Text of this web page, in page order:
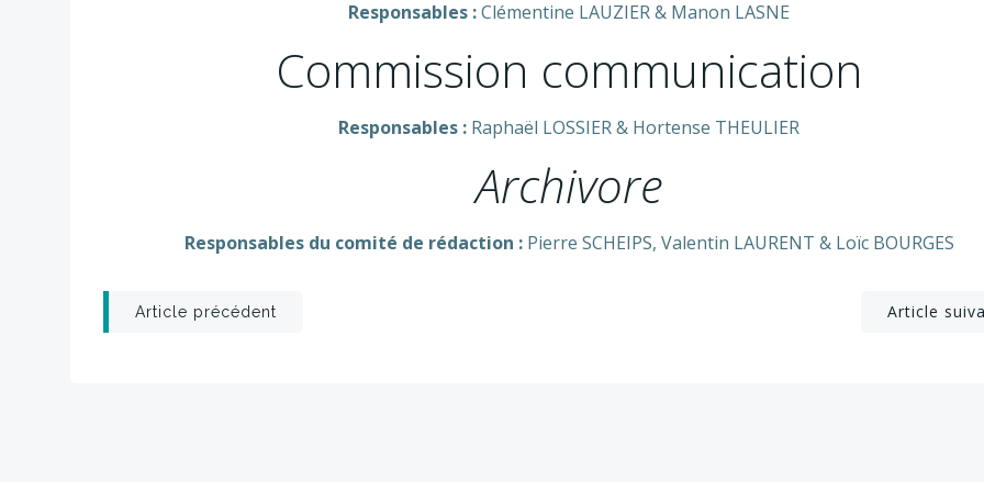
Responsables :Clémentine LAUZIER & Manon LASNE
Commission communication
Responsables : Raphaël LOSSIER & Hortense THEULIER
Archivore
Responsables du comité de rédaction :Pierre SCHEIPS, Valentin LAURENT & Loïc BOURGES
Post
Article précédent Article